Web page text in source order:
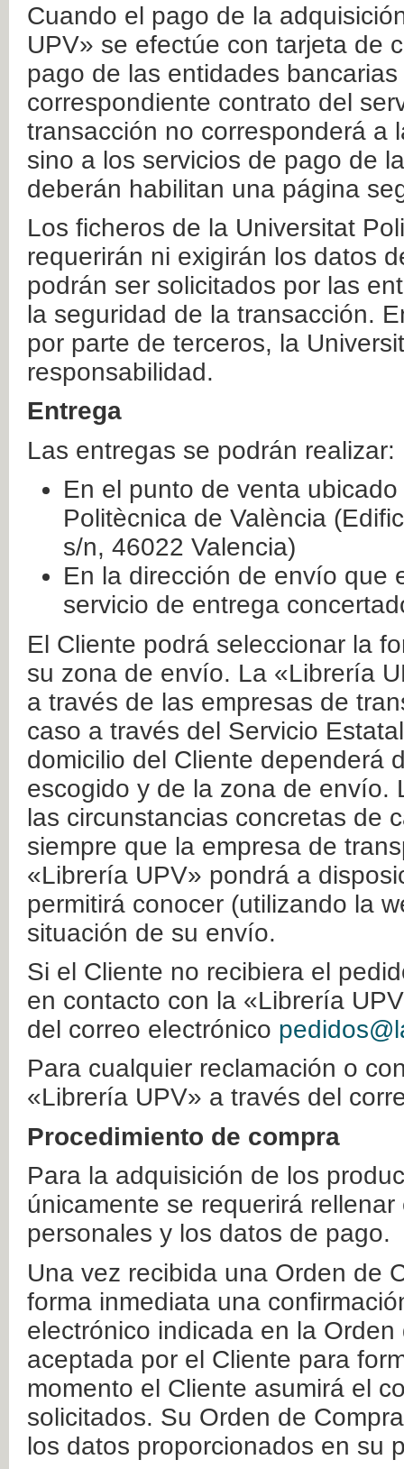
Cuando el pago de la
UPV» se efectúe con tarjeta de
pago de las entidades
correspondiente contrato del
transacción no corresponderá a
sino a los servicios de pago de
deberán habilitan una página
Los ficheros de la Universitat
requerirán ni exigirán los datos
podrán ser solicitados por las
la seguridad de la transacción.
por parte de terceros, la
responsabilidad.
Entrega
Las entregas se podrán realizar:
En el punto de venta
Politècnica de València
s/n, 46022 Valencia)
En la dirección de envío que
servicio de entrega
El Cliente podrá seleccionar la
su zona de envío. La «Librería
a través de las empresas de
caso a través del Servicio
domicilio del Cliente dependerá
escogido y de la zona de envío.
las circunstancias concretas de
siempre que la empresa de
«Librería UPV» pondrá a
permitirá conocer (utilizando la
situación de su envío.
Si el Cliente no recibiera el
en contacto con la «Librería
del correo electrónico
Para cualquier reclamación o
«Librería UPV» a través del
Procedimiento de compra
Para la adquisición de los
únicamente se requerirá
personales y los datos de pago.
Una vez recibida una Orden de
forma inmediata una
electrónico indicada en la
aceptada por el Cliente para
momento el Cliente asumirá el
solicitados. Su Orden de
los datos proporcionados en su